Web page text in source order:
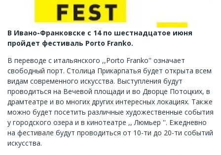
В Ивано-Франковске с 14 по шестнадцатое июня
пройдет фестиваль Рorto Franko.
В переводе с итальянского ,,Porto Franko'' означает
свободный порт. Столица Прикарпатья будет открыта всем
видам современного искусства. Выступления будут
проводиться на Вечевой площади и во Дворце Потоцких, в
драмтеатре и во многих других интересных локациях. Также
можно будет посетить различные художественные события
у городского озера и в кинотеатре ,, Люмьер ''. Ежедневно
на фестивале будут проводиться от 10-ти до 20-ти событий
искусства.